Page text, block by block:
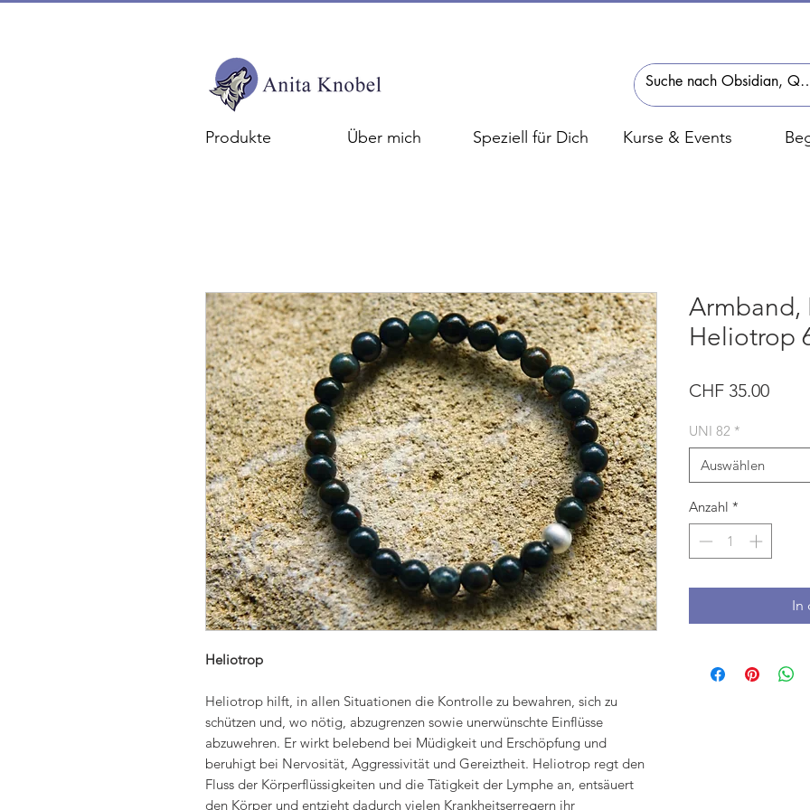
Produkte Über mich Speziell für Dich Kurse & Events
Heliotrop
Heliotrop hilft, in allen Situationen die Kontrolle zu bewahren, sich zu
schützen und, wo nötig, abzugrenzen sowie unerwünschte Einflüsse
abzuwehren. Er wirkt belebend bei Müdigkeit und Erschöpfung und
beruhigt bei Nervosität, Aggressivität und Gereiztheit. Heliotrop regt den
Fluss der Körperflüssigkeiten und die Tätigkeit der Lymphe an, entsäuert
den Körper und entzieht dadurch vielen Krankheitserregern ihr
Armband,
Heliotrop
CHF 35.00Preis
UNI 82 *
Auswählen
Anzahl *
In